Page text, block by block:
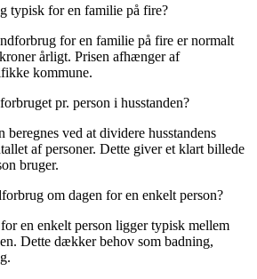
typisk for en familie på fire?
for en familie på fire er normalt
årligt. Prisen afhænger af
kommune.
pr. person i husstanden?
beregnes ved at dividere husstandens
af personer. Dette giver et klart billede
bruger.
om dagen for en enkelt person?
en enkelt person ligger typisk mellem
Dette dækker behov som badning,